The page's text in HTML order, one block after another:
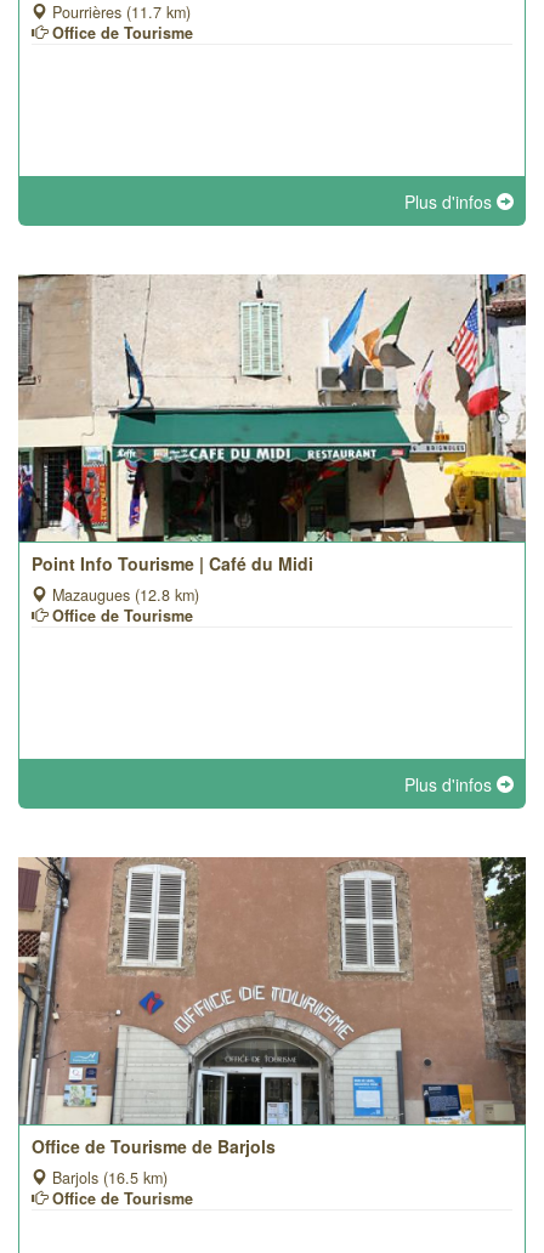
Pourrières (11.7 km)
Office de Tourisme
Plus d'infos
Point Info Tourisme | Café du Midi
Mazaugues (12.8 km)
Office de Tourisme
Plus d'infos
Office de Tourisme de Barjols
Barjols (16.5 km)
Office de Tourisme